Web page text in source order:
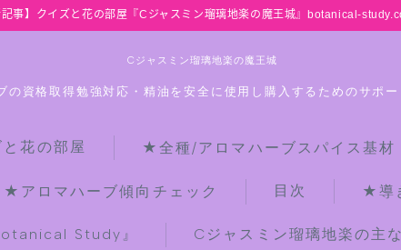
記事】クイズと花の部屋『Cジャスミン瑠璃地楽の魔王城』botanical-
Cジャスミン瑠璃地楽の魔王城
の資格取得勉強対応・精油を安全に使用し購入するためのサポ
と花の部屋 ★全種/アロマハーブスパイス基
★アロマハーブ傾向チェック 目次 ★導
Study』 Cジャスミン瑠璃地楽の主
【最新】クイズと花の部屋